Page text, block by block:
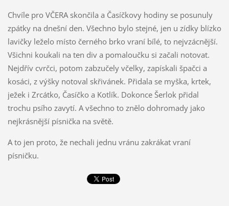
Chvíle pro VČERA skončila a Časíčkovy hodiny se posunuly
zpátky na dnešní den. Všechno bylo stejné, jen u zídky blízko
lavičky leželo místo černého brko vraní bílé, to nejvzácnější.
Všichni koukali na ten div a pomaloučku si začali notovat.
Nejdřív cvrčci, potom zabzučely včelky, zapískali špačci a
kosáci, z výšky notoval skřivánek. Přidala se myška, krtek,
ježek i Zrcátko, Časíčko a Kotlík. Dokonce Šerlok přidal
trochu psího zavytí. A všechno to znělo dohromady jako
nejkrásnější písnička na světě.
A to jen proto, že nechali jednu vránu zakrákat vraní
písničku.